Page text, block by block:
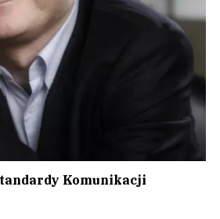
Komunikacji